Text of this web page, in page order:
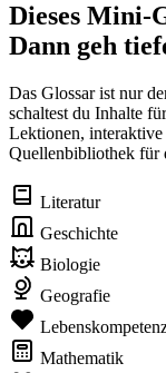
Dieses Mini-
Dann geh
Das Glossar ist nur
schaltest du Inhalte
Lektionen, interaktive
Quellenbibliothek für
Literatur
Geschichte
Biologie
Geografie
Mathematik